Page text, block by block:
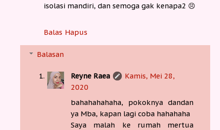
isolasi mandiri, dan semoga gak kenapa2 😣
Balas Hapus
Balasan
Reyne Raea
Kamis, Mei 28,
2020
bahahahahaha, pokoknya dandan
ya Mba, kapan lagi coba hahahaha
Saya malah ke rumah mertua